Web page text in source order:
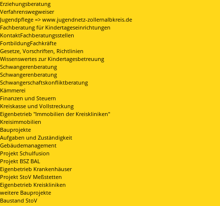
Erziehungsberatung
Verfahrenswegweiser
Jugendpflege => www.jugendnetz-zollernalbkreis.de
Fachberatung für Kindertageseinrichtungen
KontaktFachberatungsstellen
FortbildungFachkräfte
Gesetze, Vorschriften, Richtlinien
Wissenswertes zur Kindertagesbetreuung
Schwangerenberatung
Schwangerenberatung
Schwangerschaftskonfliktberatung
Kämmerei
Finanzen und Steuern
Kreiskasse und Vollstreckung
Eigenbetrieb "Immobilien der Kreiskliniken"
Kreisimmobilien
Bauprojekte
Aufgaben und Zuständigkeit
Gebäudemanagement
Projekt Schulfusion
Projekt BSZ BAL
Eigenbetrieb Krankenhäuser
Projekt StoV Meßstetten
Eigenbetrieb Kreiskliniken
weitere Bauprojekte
Baustand StoV